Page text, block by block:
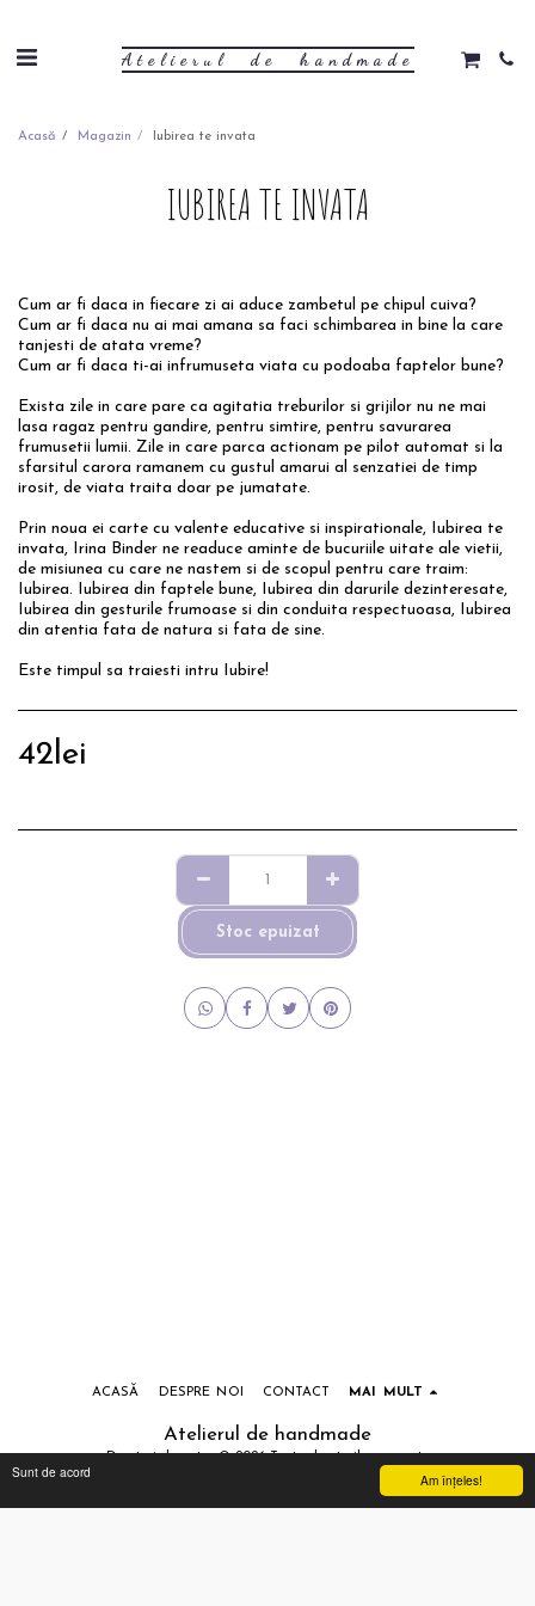
Am înţeles!
Sunt de acord
Atelierul de handmade
Acasă Magazin Iubirea te invata
IUBIREA TE INVATA
Cum ar fi daca in fiecare zi ai aduce zambetul pe chipul cuiva?
Cum ar fi daca nu ai mai amana sa faci schimbarea in bine la care
tanjesti de atata vreme?
Cum ar fi daca ti-ai infrumuseta viata cu podoaba faptelor bune?
Exista zile in care pare ca agitatia treburilor si grijilor nu ne mai
lasa ragaz pentru gandire, pentru simtire, pentru savurarea
frumusetii lumii. Zile in care parca actionam pe pilot automat si la
sfarsitul carora ramanem cu gustul amarui al senzatiei de timp
irosit, de viata traita doar pe jumatate.
Prin noua ei carte cu valente educative si inspirationale, Iubirea te
invata, Irina Binder ne readuce aminte de bucuriile uitate ale vietii,
de misiunea cu care ne nastem si de scopul pentru care traim:
Iubirea. Iubirea din faptele bune, Iubirea din darurile dezinteresate,
Iubirea din gesturile frumoase si din conduita respectuoasa, Iubirea
din atentia fata de natura si fata de sine.
Este timpul sa traiesti intru Iubire!
42lei
Stoc epuizat
Atelierul de handmade
Drepturi de autor © 2026 Toate drepturile rezervate
Prelucrarea datelor cu caracter personal
ACASĂ DESPRE NOI CONTACT MAI MULT